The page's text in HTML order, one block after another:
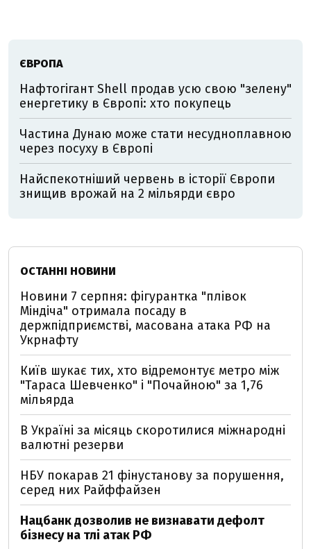
ЄВРОПА
Нафтогігант Shell продав усю свою "зелену"
енергетику в Європі: хто покупець
Частина Дунаю може стати несудноплавною
через посуху в Європі
Найспекотніший червень в історії Європи
знищив врожай на 2 мільярди євро
ОСТАННІ НОВИНИ
Новини 7 серпня: фігурантка "плівок
Міндіча" отримала посаду в
держпідприємстві, масована атака РФ на
Укрнафту
Київ шукає тих, хто відремонтує метро між
"Тараса Шевченко" і "Почайною" за 1,76
мільярда
В Україні за місяць скоротилися міжнародні
валютні резерви
НБУ покарав 21 фінустанову за порушення,
серед них Райффайзен
Нацбанк дозволив не визнавати дефолт
бізнесу на тлі атак РФ